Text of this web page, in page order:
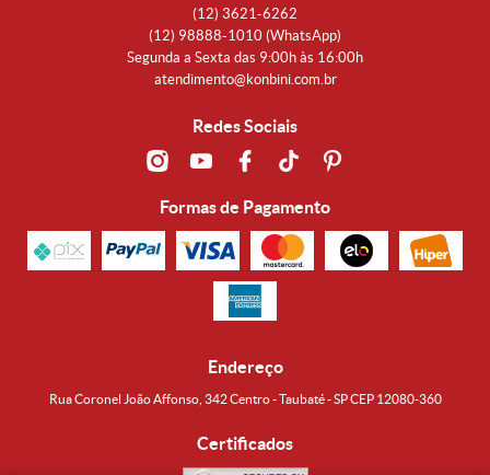
(12) 3621-6262
(12) 98888-1010 (WhatsApp)
Segunda a Sexta das 9:00h às 16:00h
atendimento@konbini.com.br
Redes Sociais
Formas de Pagamento
Endereço
Rua Coronel João Affonso, 342 Centro - Taubaté - SP CEP 12080-360
Certificados